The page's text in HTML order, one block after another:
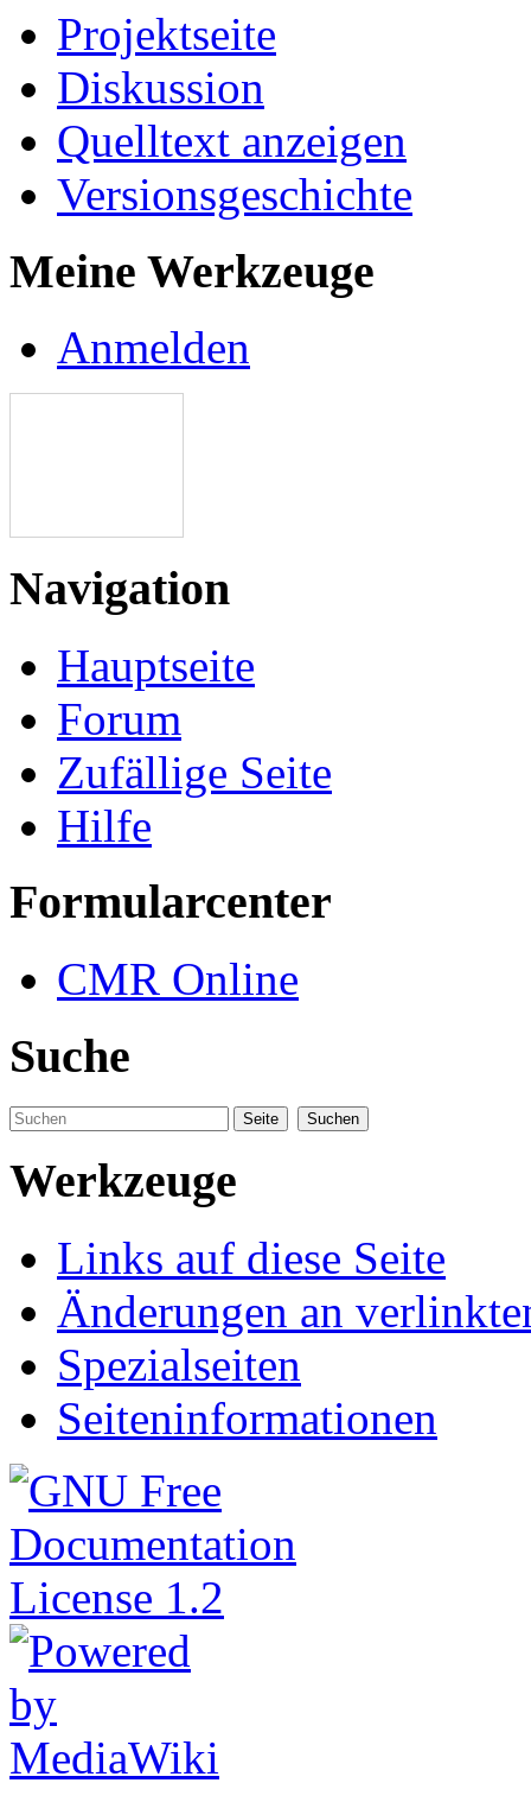
Projektseite
Diskussion
Quelltext anzeigen
Versionsgeschichte
Meine Werkzeuge
Anmelden
Navigation
Hauptseite
Forum
Zufällige Seite
Hilfe
Formularcenter
CMR Online
Suche
Werkzeuge
Links auf diese Seite
Änderungen an
Spezialseiten
Seiten­informationen